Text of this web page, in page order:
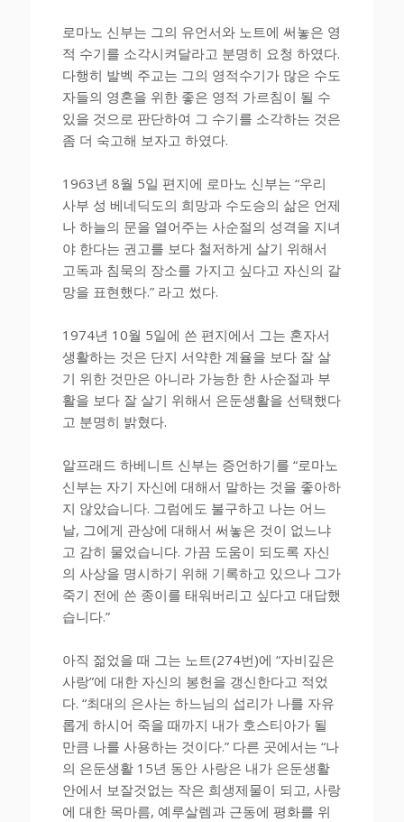
로마노 신부는 그의 유언서와 노트에 써놓은 영
적 수기를 소각시켜달라고 분명히 요청 하였다.
다행히 발벡 주교는 그의 영적수기가 많은 수도
자들의 영혼을 위한 좋은 영적 가르침이 될 수
있을 것으로 판단하여 그 수기를 소각하는 것은
좀 더 숙고해 보자고 하였다.
1963년 8월 5일 편지에 로마노 신부는 “우리
사부 성 베네딕도의 희망과 수도승의 삶은 언제
나 하늘의 문을 열어주는 사순절의 성격을 지녀
야 한다는 권고를 보다 철저하게 살기 위해서
고독과 침묵의 장소를 가지고 싶다고 자신의 갈
망을 표현했다.” 라고 썼다.
1974년 10월 5일에 쓴 편지에서 그는 혼자서
생활하는 것은 단지 서약한 계율을 보다 잘 살
기 위한 것만은 아니라 가능한 한 사순절과 부
활을 보다 잘 살기 위해서 은둔생활을 선택했다
고 분명히 밝혔다.
알프래드 하베니트 신부는 증언하기를 “로마노
신부는 자기 자신에 대해서 말하는 것을 좋아하
지 않았습니다. 그럼에도 불구하고 나는 어느
날, 그에게 관상에 대해서 써놓은 것이 없느냐
고 감히 물었습니다. 가끔 도움이 되도록 자신
의 사상을 명시하기 위해 기록하고 있으나 그가
죽기 전에 쓴 종이를 태워버리고 싶다고 대답했
습니다.”
아직 젊었을 때 그는 노트(274번)에 “자비깊은
사랑”에 대한 자신의 봉헌을 갱신한다고 적었
다. “최대의 은사는 하느님의 섭리가 나를 자유
롭게 하시어 죽을 때까지 내가 호스티아가 될
만큼 나를 사용하는 것이다.” 다른 곳에서는 “나
의 은둔생활 15년 동안 사랑은 내가 은둔생활
안에서 보잘것없는 작은 희생제물이 되고, 사랑
에 대한 목마름, 예루살렘과 근동에 평화를 위